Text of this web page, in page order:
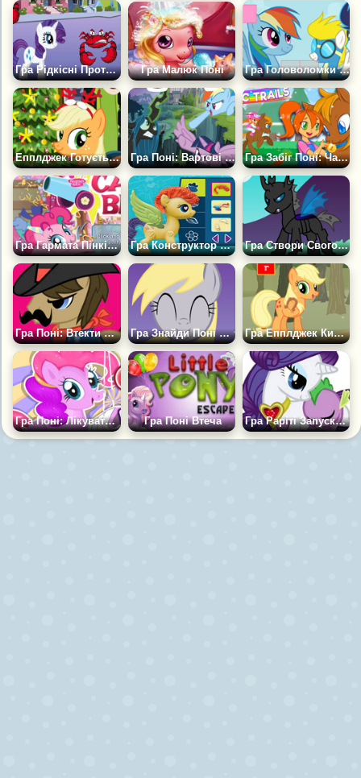
Гра Рідкісні Проти Крабів Гра Малюк Поні Гра Головоломки в Понівілі
Епплджек Готується до Нового Року Гра Поні: Вартові Гармонії Гра Забіг Поні: Чарівні Змагання
Гра Гармата Пінкі Пай Гра Конструктор Май Літл Поні ПОП Гра Створи Свого Перевертня
Гра Поні: Втекти Від Шерифа Гра Знайди Поні Дерпі 2 Гра Епплджек Кидає Підкови
Гра Поні: Лікувати Пінкі Пай Гра Поні Втеча Гра Раріті Запускає Спайка